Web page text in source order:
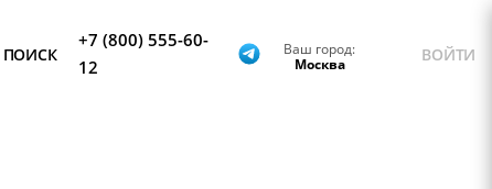
ПОИСК
+7 (800) 555-60-
12
Ваш город:
Москва
ВОЙТИ